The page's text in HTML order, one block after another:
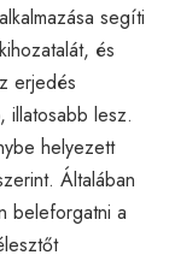
alkalmazása segíti
és
erjedés
illatosabb lesz.
helyezett
Általában
beleforgatni a